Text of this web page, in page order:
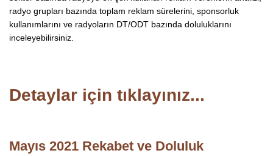
radyo grupları bazında toplam reklam sürelerini, sponsorluk
kullanımlarını ve radyoların DT/ODT bazında doluluklarını
inceleyebilirsiniz.
Detaylar için tıklayınız...
Mayıs 2021 Rekabet ve Doluluk